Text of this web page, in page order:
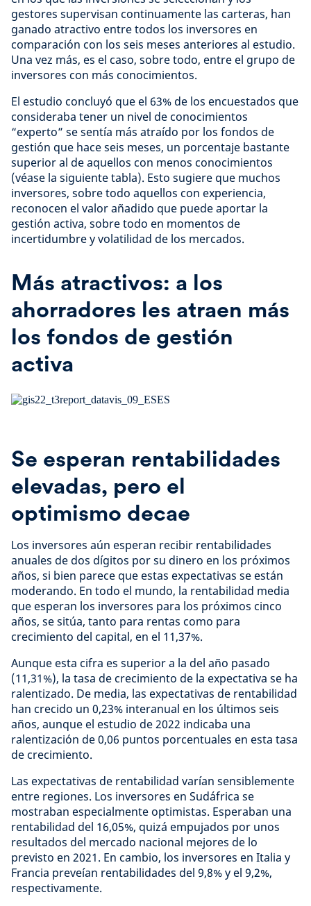
gestores supervisan continuamente las carteras, han
ganado atractivo entre todos los inversores en
comparación con los seis meses anteriores al estudio.
Una vez más, es el caso, sobre todo, entre el grupo de
inversores con más conocimientos.
El estudio concluyó que el 63% de los encuestados que
consideraba tener un nivel de conocimientos
“experto” se sentía más atraído por los fondos de
gestión que hace seis meses, un porcentaje bastante
superior al de aquellos con menos conocimientos
(véase la siguiente tabla). Esto sugiere que muchos
inversores, sobre todo aquellos con experiencia,
reconocen el valor añadido que puede aportar la
gestión activa, sobre todo en momentos de
incertidumbre y volatilidad de los mercados.
Más atractivos: a los
ahorradores les atraen más
los fondos de gestión
activa
Se esperan rentabilidades
elevadas, pero el
optimismo decae
Los inversores aún esperan recibir rentabilidades
anuales de dos dígitos por su dinero en los próximos
años, si bien parece que estas expectativas se están
moderando. En todo el mundo, la rentabilidad media
que esperan los inversores para los próximos cinco
años, se sitúa, tanto para rentas como para
crecimiento del capital, en el 11,37%.
Aunque esta cifra es superior a la del año pasado
(11,31%), la tasa de crecimiento de la expectativa se ha
ralentizado. De media, las expectativas de rentabilidad
han crecido un 0,23% interanual en los últimos seis
años, aunque el estudio de 2022 indicaba una
ralentización de 0,06 puntos porcentuales en esta tasa
de crecimiento.
Las expectativas de rentabilidad varían sensiblemente
entre regiones. Los inversores en Sudáfrica se
mostraban especialmente optimistas. Esperaban una
rentabilidad del 16,05%, quizá empujados por unos
resultados del mercado nacional mejores de lo
previsto en 2021. En cambio, los inversores en Italia y
Francia preveían rentabilidades del 9,8% y el 9,2%,
respectivamente.